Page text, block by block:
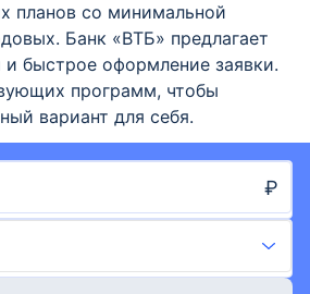
планов со минимальной
Банк «ВТБ» предлагает
быстрое оформление заявки.
программ, чтобы
вариант для себя.
₽